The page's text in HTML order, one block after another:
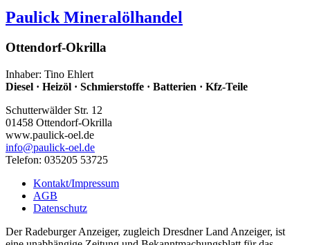
Paulick Mineralölhandel
Ottendorf-Okrilla
Inhaber: Tino Ehlert
Diesel · Heizöl · Schmierstoffe · Batterien · Kfz-Teile
Schutterwälder Str. 12
01458 Ottendorf-Okrilla
www.paulick-oel.de
info@paulick-oel.de
Telefon: 035205 53725
Kontakt/Impressum
AGB
Datenschutz
Der Radeburger Anzeiger, zugleich Dresdner Land Anzeiger, ist